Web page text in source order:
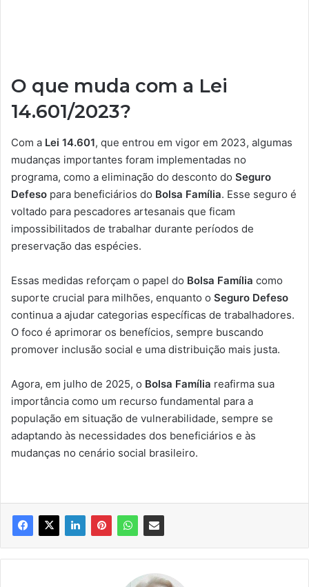
O que muda com a Lei
14.601/2023?
Com a Lei 14.601, que entrou em vigor em 2023, algumas
mudanças importantes foram implementadas no
programa, como a eliminação do desconto do Seguro
Defeso para beneficiários do Bolsa Família. Esse seguro é
voltado para pescadores artesanais que ficam
impossibilitados de trabalhar durante períodos de
preservação das espécies.
Essas medidas reforçam o papel do Bolsa Família como
suporte crucial para milhões, enquanto o Seguro Defeso
continua a ajudar categorias específicas de trabalhadores.
O foco é aprimorar os benefícios, sempre buscando
promover inclusão social e uma distribuição mais justa.
Agora, em julho de 2025, o Bolsa Família reafirma sua
importância como um recurso fundamental para a
população em situação de vulnerabilidade, sempre se
adaptando às necessidades dos beneficiários e às
mudanças no cenário social brasileiro.